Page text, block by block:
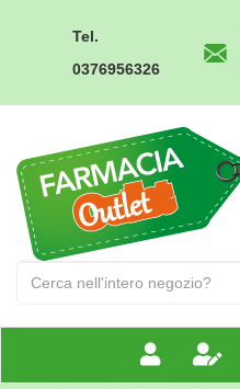
Tel.
0376956326
Outlet
Prodotto